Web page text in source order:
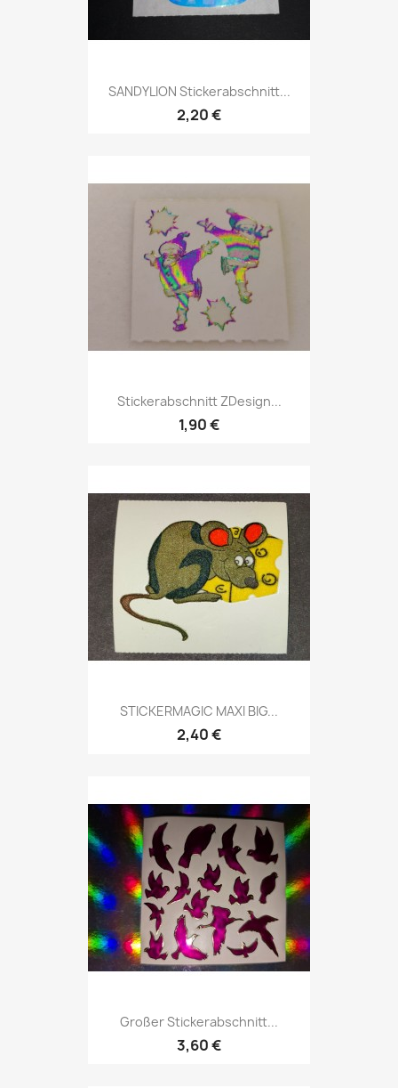
SANDYLION Stickerabschnitt...
2,20 €
Stickerabschnitt ZDesign...
1,90 €
STICKERMAGIC MAXI BIG...
2,40 €
Großer Stickerabschnitt...
3,60 €